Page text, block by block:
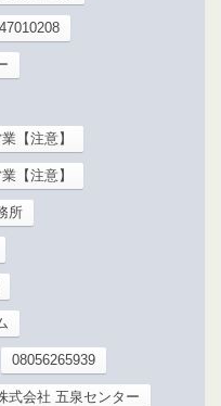
【注意】
【注意】
所
08056265939
式会社 五泉センター